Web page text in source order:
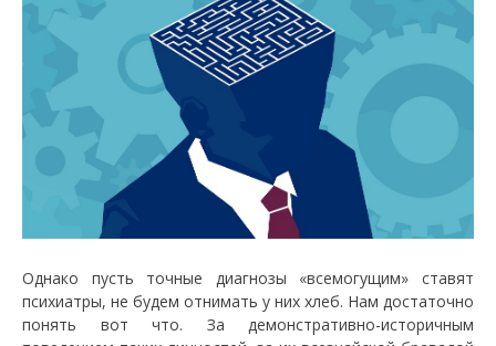
Однако пусть точные диагнозы «всемогущим» ставят
психиатры, не будем отнимать у них хлеб. Нам достаточно
понять вот что. За демонстративно-историчным